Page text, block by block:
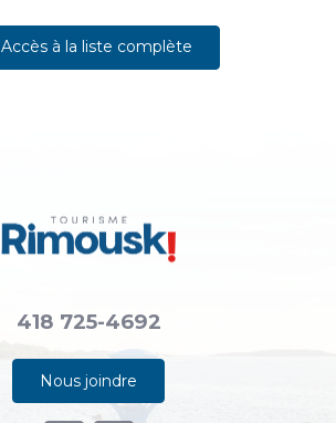
Accès à la liste complète
418 725-4692
Nous joindre